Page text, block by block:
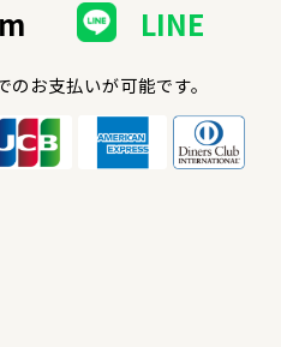
LINE
お支払いが可能です。